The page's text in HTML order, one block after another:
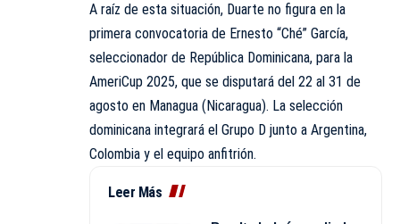
A raíz de esta situación, Duarte no figura en la
primera convocatoria de Ernesto “Ché” García,
seleccionador de República Dominicana, para la
AmeriCup 2025, que se disputará del 22 al 31 de
agosto en Managua (Nicaragua). La selección
dominicana integrará el Grupo D junto a Argentina,
Colombia y el equipo anfitrión.
Leer Más